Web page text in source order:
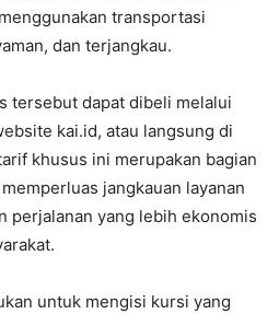
transportasi
dan terjangkau.
tersebut dapat dibeli melalui
kai.id, atau langsung di
khusus ini merupakan bagian
jangkauan layanan
perjalanan yang lebih ekonomis
untuk mengisi kursi yang